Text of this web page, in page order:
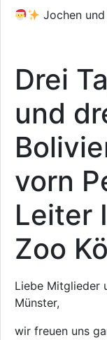
Jochen
Drei
und
vorn
Leiter
Zoo
Liebe Mitglieder
Münster,
wir freuen uns